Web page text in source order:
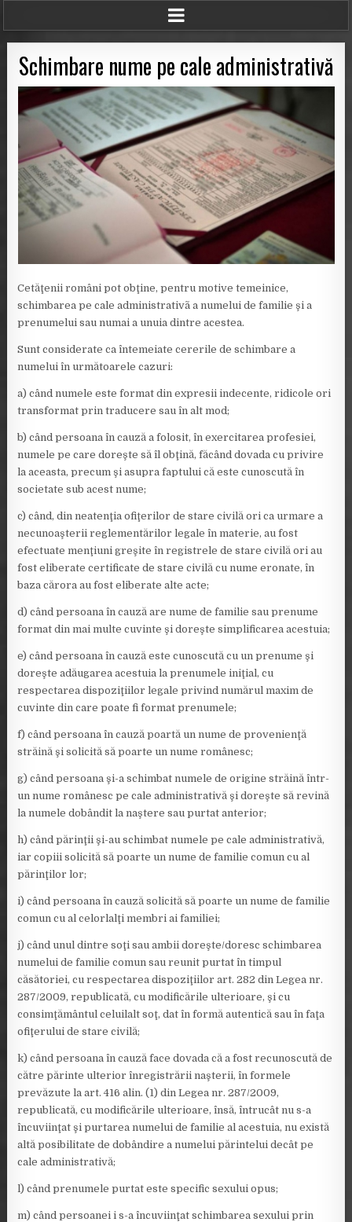
Schimbare nume pe cale administrativă
Cetăţenii români pot obţine, pentru motive temeinice,
schimbarea pe cale administrativã a numelui de familie şi a
prenumelui sau numai a unuia dintre acestea.
Sunt considerate ca întemeiate cererile de schimbare a
numelui în următoarele cazuri:
a) când numele este format din expresii indecente, ridicole ori
transformat prin traducere sau în alt mod;
b) când persoana în cauză a folosit, în exercitarea profesiei,
numele pe care doreşte să îl obţină, făcând dovada cu privire
la aceasta, precum şi asupra faptului că este cunoscută în
societate sub acest nume;
c) când, din neatenţia ofiţerilor de stare civilă ori ca urmare a
necunoaşterii reglementărilor legale în materie, au fost
efectuate menţiuni greşite în registrele de stare civilă ori au
fost eliberate certificate de stare civilă cu nume eronate, în
baza cărora au fost eliberate alte acte;
d) când persoana în cauză are nume de familie sau prenume
format din mai multe cuvinte şi doreşte simplificarea acestuia;
e) când persoana în cauză este cunoscută cu un prenume şi
doreşte adăugarea acestuia la prenumele iniţial, cu
respectarea dispoziţiilor legale privind numărul maxim de
cuvinte din care poate fi format prenumele;
f) când persoana în cauză poartă un nume de provenienţă
străină şi solicită să poarte un nume românesc;
g) când persoana şi-a schimbat numele de origine străină într-
un nume românesc pe cale administrativă şi doreşte să revină
la numele dobândit la naştere sau purtat anterior;
h) când părinţii şi-au schimbat numele pe cale administrativă,
iar copiii solicită să poarte un nume de familie comun cu al
părinţilor lor;
i) când persoana în cauză solicită să poarte un nume de familie
comun cu al celorlalţi membri ai familiei;
j) când unul dintre soţi sau ambii doreşte/doresc schimbarea
numelui de familie comun sau reunit purtat în timpul
căsătoriei, cu respectarea dispoziţiilor art. 282 din Legea nr.
287/2009, republicată, cu modificările ulterioare, şi cu
consimţământul celuilalt soţ, dat în formă autentică sau în faţa
ofiţerului de stare civilă;
k) când persoana în cauză face dovada că a fost recunoscută de
către părinte ulterior înregistrării naşterii, în formele
prevăzute la art. 416 alin. (1) din Legea nr. 287/2009,
republicată, cu modificările ulterioare, însă, întrucât nu s-a
încuviinţat şi purtarea numelui de familie al acestuia, nu există
altă posibilitate de dobândire a numelui părintelui decât pe
cale administrativă;
l) când prenumele purtat este specific sexului opus;
m) când persoanei i s-a încuviinţat schimbarea sexului prin